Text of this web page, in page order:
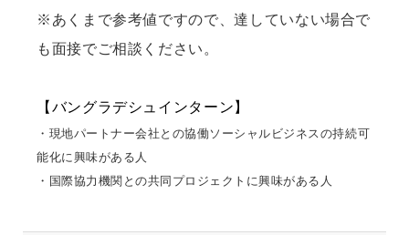
※あくまで参考値ですので、達していない場合で
も面接でご相談ください。
【バングラデシュインターン】
・現地パートナー会社との協働ソーシャルビジネスの持続可
能化に興味がある人
・国際協力機関との共同プロジェクトに興味がある人